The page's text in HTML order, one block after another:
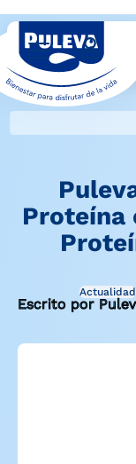
Proteína
Actualidad
Escrito por